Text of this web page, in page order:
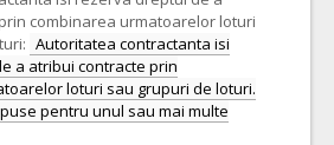
combinarea urmatoarelor loturi
Autoritatea contractanta isi
a atribui contracte prin
loturi sau grupuri de loturi.
pentru unul sau mai multe